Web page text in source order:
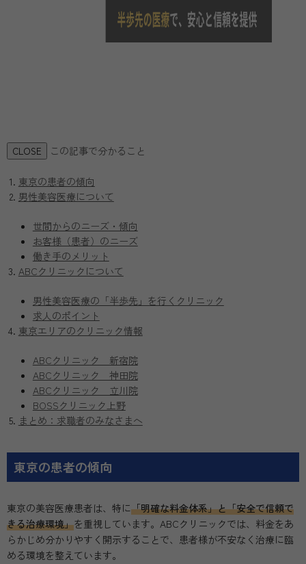
CLOSE この記事で分かること
東京の患者の傾向
男性美容医療について
世間からのニーズ・傾向
お客様（患者）のニーズ
働き手のメリット
ABCクリニックについて
男性美容医療の「半歩先」を行くクリニック
求人のポイント
東京エリアのクリニック情報
ABCクリニック 新宿院
ABCクリニック 神田院
ABCクリニック 立川院
BOSSクリニック上野
まとめ：求職者のみなさまへ
東京の患者の傾向
東京の美容医療患者は、特に「明確な料金体系」と「安全で信頼で
きる治療環境」を重視しています。ABCクリニックでは、料金をあ
らかじめ分かりやすく開示することで、患者様が不安なく治療に臨
める環境を整えています。